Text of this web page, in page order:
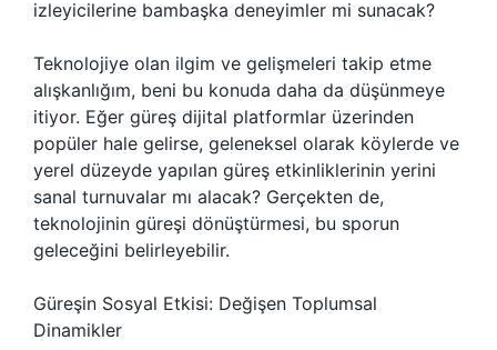
izleyicilerine bambaşka deneyimler mi sunacak?
Teknolojiye olan ilgim ve gelişmeleri takip etme
alışkanlığım, beni bu konuda daha da düşünmeye
itiyor. Eğer güreş dijital platformlar üzerinden
popüler hale gelirse, geleneksel olarak köylerde ve
yerel düzeyde yapılan güreş etkinliklerinin yerini
sanal turnuvalar mı alacak? Gerçekten de,
teknolojinin güreşi dönüştürmesi, bu sporun
geleceğini belirleyebilir.
Güreşin Sosyal Etkisi: Değişen Toplumsal
Dinamikler